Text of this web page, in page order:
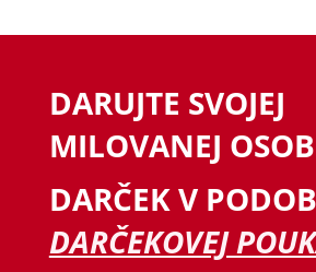
DARUJTE SVOJEJ
MILOVANEJ
DARČEK V
DARČEKOVEJ